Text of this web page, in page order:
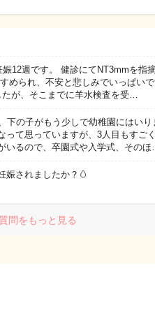
12週です。 健診にてNT3mmを指
められ、不安と悲しみでいっぱいで
が、そこまでに羊水検査を受…
下の子がもう少しで幼稚園にはいり
って思っていますが、3人目もすご
いるので、卒園式や入学式、その
娠されましたか？🥚
問をもっと見る